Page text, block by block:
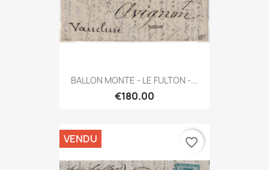
BALLON MONTE - LE FULTON -...
€180.00
VENDU favorite_border